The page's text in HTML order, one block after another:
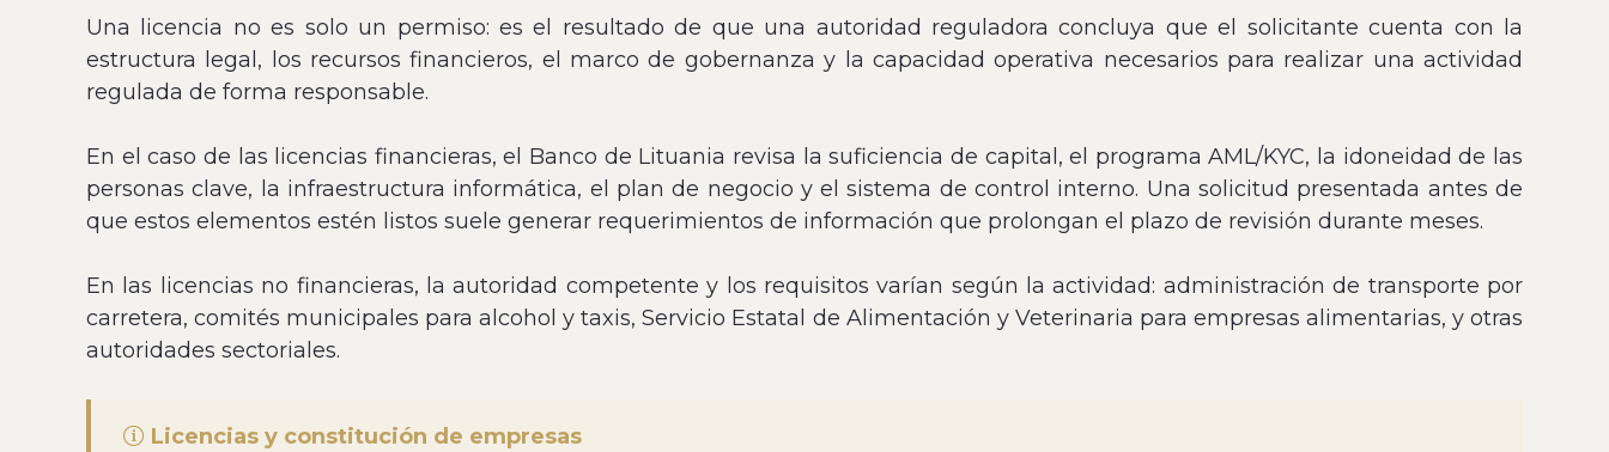
Una licencia no es solo un permiso: es el resultado de que una autoridad reguladora concluya que el solicitante cuenta con la
estructura legal, los recursos financieros, el marco de gobernanza y la capacidad operativa necesarios para realizar una actividad
regulada de forma responsable.
En el caso de las licencias financieras, el Banco de Lituania revisa la suficiencia de capital, el programa AML/KYC, la idoneidad de las
personas clave, la infraestructura informática, el plan de negocio y el sistema de control interno. Una solicitud presentada antes de
que estos elementos estén listos suele generar requerimientos de información que prolongan el plazo de revisión durante meses.
En las licencias no financieras, la autoridad competente y los requisitos varían según la actividad: administración de transporte por
carretera, comités municipales para alcohol y taxis, Servicio Estatal de Alimentación y Veterinaria para empresas alimentarias, y otras
autoridades sectoriales.
Licencias y constitución de empresas